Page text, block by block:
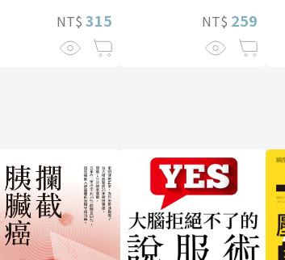
NT$ 315 NT$ 259